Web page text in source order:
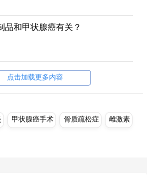
品和甲状腺癌有关？
点击加载更多内容
甲状腺癌手术 骨质疏松症 雌激素